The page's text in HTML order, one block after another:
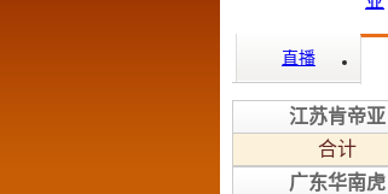
直播
江苏肯帝亚
合计
广东华南虎